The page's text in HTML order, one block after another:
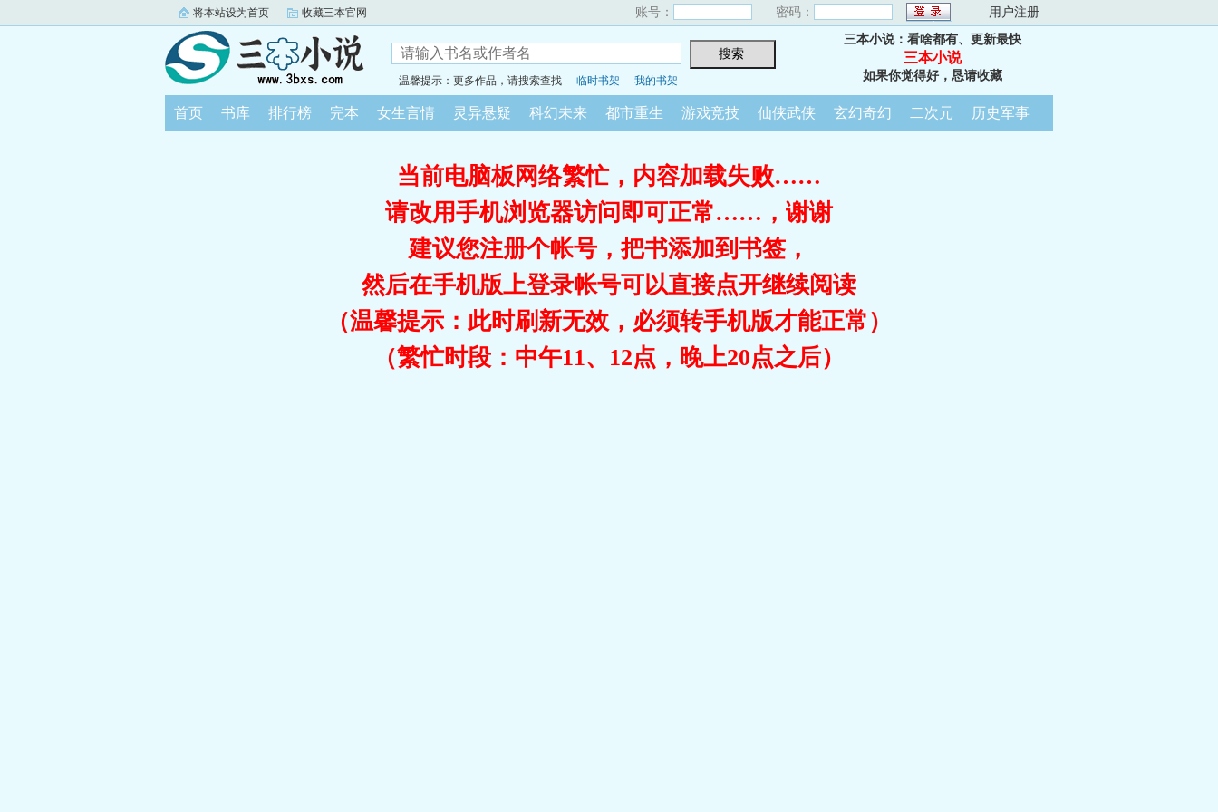
将本站设为首页 收藏三本官网 账号： 密码： 用户注册
温馨提示：更多作品，请搜索查找 临时书架 我的书架
三本小说：看啥都有、更新最快
三本小说
如果你觉得好，恳请收藏
首页 书库 排行榜 完本 女生言情 灵异悬疑 科幻未来 都市重生 游戏竞技 仙侠武侠 玄幻奇幻 二次元 历史军事
当前电脑板网络繁忙，内容加载失败……
请改用手机浏览器访问即可正常……，谢谢
建议您注册个帐号，把书添加到书签，
然后在手机版上登录帐号可以直接点开继续阅读
（温馨提示：此时刷新无效，必须转手机版才能正常）
（繁忙时段：中午11、12点，晚上20点之后）